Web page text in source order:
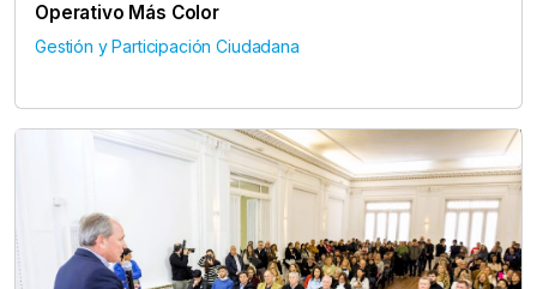
Operativo Más Color
Gestión y Participación Ciudadana